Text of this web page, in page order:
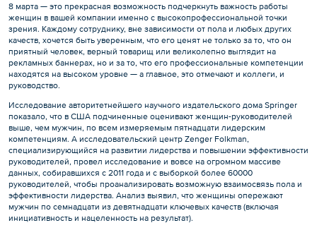
8 марта — это прекрасная возможность подчеркнуть важность работы
женщин в вашей компании именно с высокопрофессиональной точки
зрения. Каждому сотруднику, вне зависимости от пола и любых других
качеств, хочется быть уверенным, что его ценят не только за то, что он
приятный человек, верный товарищ или великолепно выглядит на
рекламных баннерах, но и за то, что его профессиональные компетенции
находятся на высоком уровне — а главное, это отмечают и коллеги, и
руководство.
Исследование авторитетнейшего научного издательского дома Springer
показало, что в США подчиненные оценивают женщин-руководителей
выше, чем мужчин, по всем измеряемым пятнадцати лидерским
компетенциям. А исследовательский центр Zenger Folkman,
специализирующийся на развитии лидерства и повышении эффективности
руководителей, провел исследование и вовсе на огромном массиве
данных, собиравшихся с 2011 года и с выборкой более 60000
руководителей, чтобы проанализировать возможную взаимосвязь пола и
эффективности лидерства. Анализ выявил, что женщины опережают
мужчин по семнадцати из девятнадцати ключевых качеств (включая
инициативность и нацеленность на результат).